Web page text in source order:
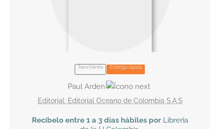
Tapa blanda Entrega rápida
Paul Arden
Editorial Oceano de Colombia S.A.S
Recíbelo entre 1 a 3 días hábiles por Libreria